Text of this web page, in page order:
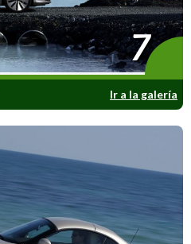
Ir a la galería
7